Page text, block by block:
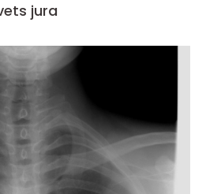
jura